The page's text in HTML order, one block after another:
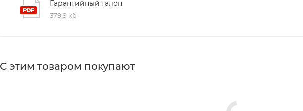
Гарантийный талон
379,9 кб
С этим товаром покупают